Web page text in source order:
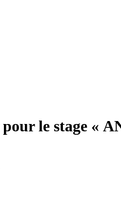
le stage «